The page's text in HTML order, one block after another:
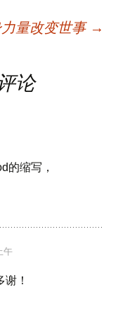
量改变世事 →
论
的缩写，
午
！